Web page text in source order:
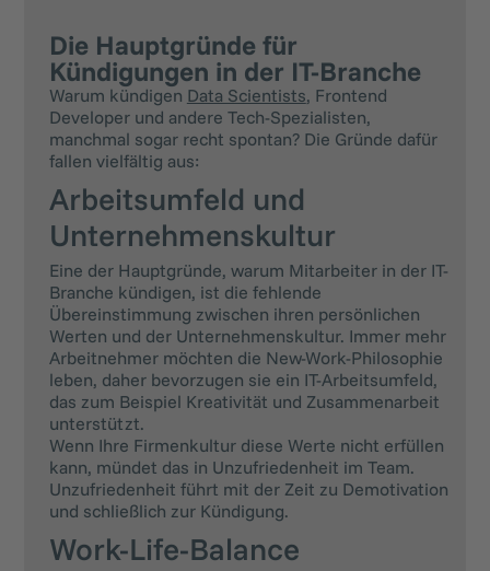
Die Hauptgründe für
Kündigungen in der IT-Branche
Warum kündigen Data Scientists, Frontend
Developer und andere Tech-Spezialisten,
manchmal sogar recht spontan? Die Gründe dafür
fallen vielfältig aus:
Arbeitsumfeld und
Unternehmenskultur
Eine der Hauptgründe, warum Mitarbeiter in der IT-
Branche kündigen, ist die fehlende
Übereinstimmung zwischen ihren persönlichen
Werten und der Unternehmenskultur. Immer mehr
Arbeitnehmer möchten die New-Work-Philosophie
leben, daher bevorzugen sie ein IT-Arbeitsumfeld,
das zum Beispiel Kreativität und Zusammenarbeit
unterstützt.
Wenn Ihre Firmenkultur diese Werte nicht erfüllen
kann, mündet das in Unzufriedenheit im Team.
Unzufriedenheit führt mit der Zeit zu Demotivation
und schließlich zur Kündigung.
Work-Life-Balance